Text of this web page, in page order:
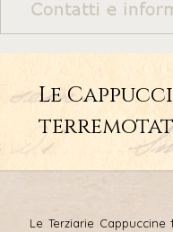
Le
Le Terziarie